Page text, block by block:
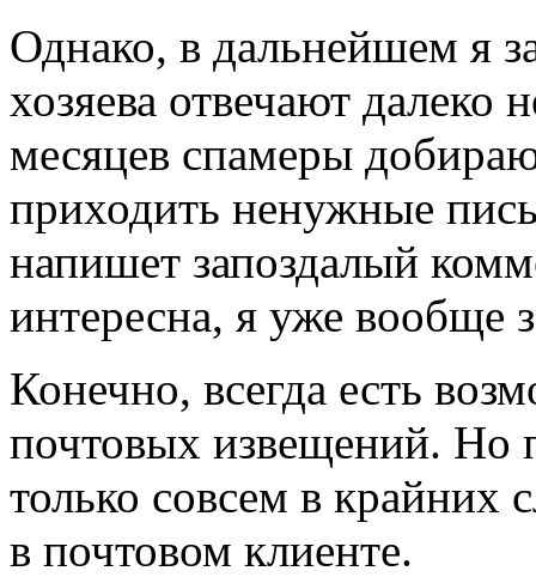
Однако, в дальнейшем я
хозяева отвечают далеко
месяцев спамеры
приходить ненужные
напишет запоздалый
интересна, я уже вообще
Конечно, всегда есть
почтовых извещений. Но
только совсем в крайних
в почтовом клиенте.